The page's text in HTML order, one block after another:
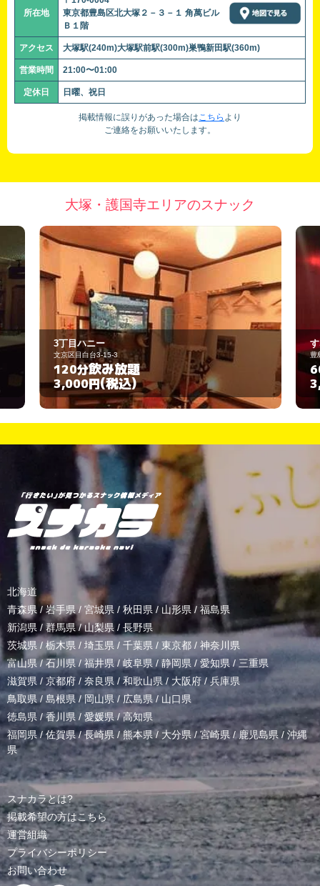
所在地
東京都豊島区北大塚２－３－１ 角萬ビル
Ｂ１階
アクセス 大塚駅(240m)大塚駅前駅(300m)巣鴨新田駅(360m)
営業時間 21:00〜01:00
定休日 日曜、祝日
掲載情報に誤りがあった場合はこちら より
ご連絡をお願いいたします。
大塚・護国寺エリアのスナック
すなっく白樺
豊島区南大塚3-53-5
60分飲み放題
3,000円
北海道
青森県 / 岩手県/ 宮城県 / 秋田県 / 山形県/ 福島県
新潟県 /群馬県/山梨県 / 長野県
茨城県 / 栃木県 / 埼玉県 / 千葉県 / 東京都 / 神奈川県
富山県 /石川県/福井県/岐阜県 / 静岡県 / 愛知県 / 三重県
滋賀県 / 京都府 / 奈良県 / 和歌山県/ 大阪府 /兵庫県
鳥取県/ 島根県 /岡山県/ 広島県 / 山口県
徳島県 /香川県 / 愛媛県/高知県
福岡県/佐賀県/長崎県 /熊本県/ 大分県/宮崎県 /鹿児島県 / 沖縄
県
スナカラとは?
掲載希望の方はこちら
運営組織
プライバシーポリシー
お問い合わせ